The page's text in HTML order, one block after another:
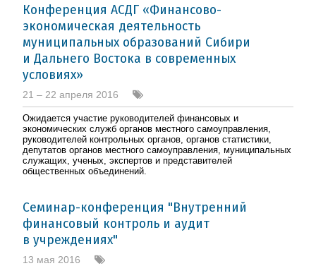
Конференция АСДГ «Финансово-
экономическая деятельность
муниципальных образований Сибири
и Дальнего Востока в современных
условиях»
21 – 22 апреля 2016
Ожидается участие руководителей финансовых и
экономических служб органов местного самоуправления,
руководителей контрольных органов, органов статистики,
депутатов органов местного самоуправления, муниципальных
служащих, ученых, экспертов и представителей
общественных объединений.
Семинар-конференция "Внутренний
финансовый контроль и аудит
в учреждениях"
13 мая 2016